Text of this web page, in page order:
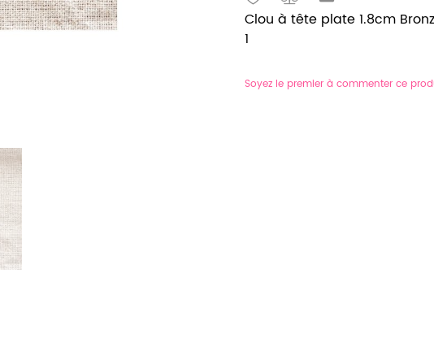
Clou à tête plate 1.8cm
1
Soyez le premier à commenter ce